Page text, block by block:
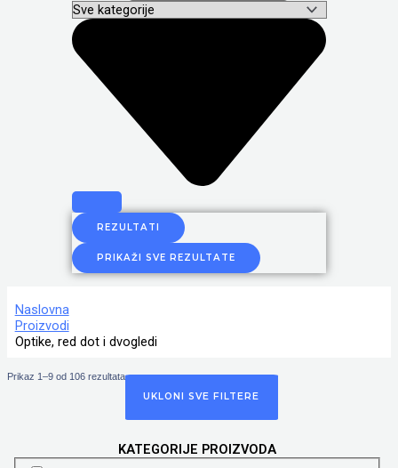
REZULTATI
PRIKAŽI SVE REZULTATE
Naslovna
Proizvodi
Optike, red dot i dvogledi
Prikaz 1–9 od 106 rezultata
UKLONI SVE FILTERE
KATEGORIJE PROIZVODA